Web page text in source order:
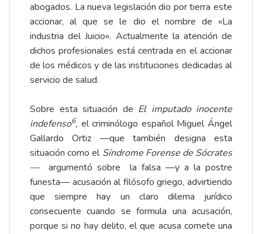
abogados. La nueva legislación dio por tierra este
accionar, al que se le dio el nombre de «La
industria del Juicio». Actualmente la atención de
dichos profesionales está centrada en el accionar
de los médicos y de las instituciones dedicadas al
servicio de salud.
Sobre esta situación de El imputado inocente
indefenso6, el criminólogo español Miguel Ángel
Gallardo Ortiz —que también designa esta
situación como elSíndrome Forense de Sócrates
—argumentó sobre la falsa —y a la postre
funesta— acusación al filósofo griego, advirtiendo
que siempre hay un claro dilema jurídico
consecuente cuando se formula una acusación,
porque si no hay delito, el que acusa comete una